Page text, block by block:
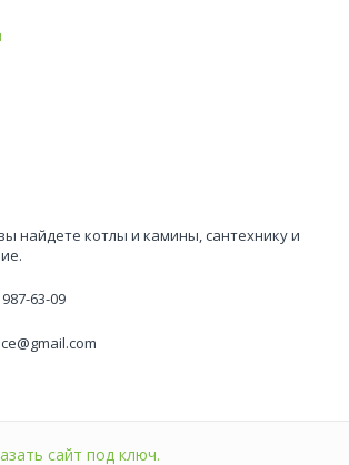
найдете котлы и камины, сантехнику и
63-09
сайт под ключ.